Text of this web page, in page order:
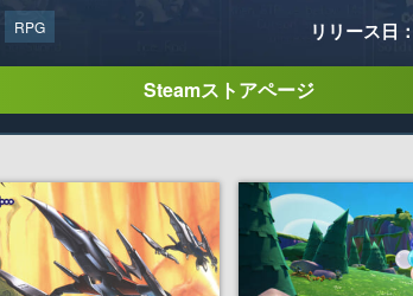
RPG リリース日
Steamストアページ